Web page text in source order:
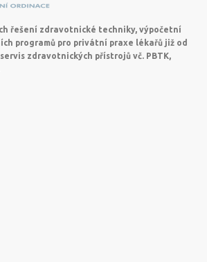
řešení zdravotnické techniky, výpočetní
programů pro privátní praxe lékařů již od
zdravotnických přístrojů vč. PBTK,